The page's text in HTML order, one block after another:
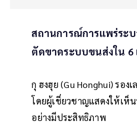
สถานการณ์การแพร่ระ
ตัดขาดระบบขนส่งใน 6
กุ ฮงฮุย (Gu Honghui) รอง
โดยผู้เชี่ยวชาญแสดงให้เห็
อย่างมีประสิทธิภาพ